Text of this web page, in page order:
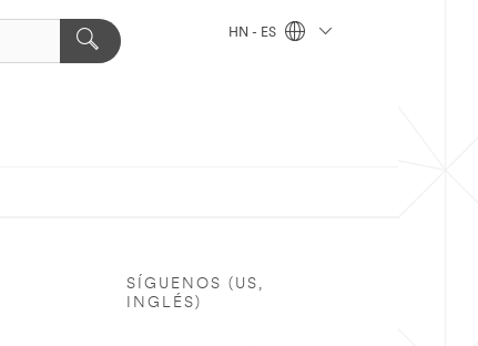
HN - ES
SÍGUENOS (US,
INGLÉS)